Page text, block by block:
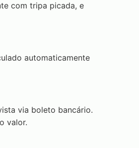
com tripa picada, e
automaticamente
via boleto bancário.
valor.